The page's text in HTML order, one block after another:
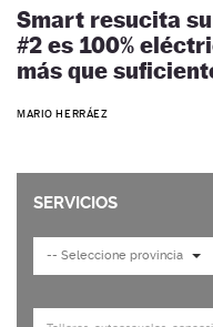
Smart resucita
#2 es 100%
más que
MARIO HERRÁEZ